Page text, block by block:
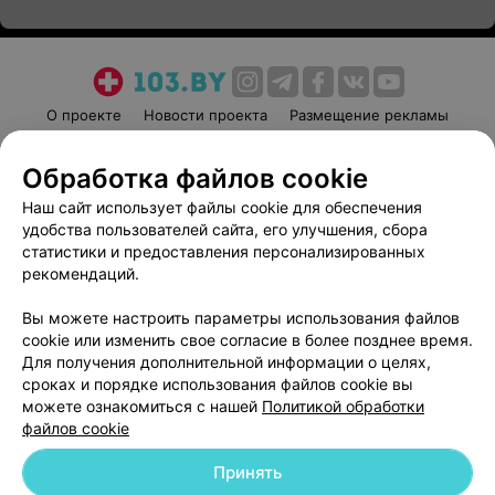
О проекте Новости проекта
Размещение рекламы
Пользовательское соглашение
Способы оплаты
Вакансии
Партнеры
Написать руководителю 103.by
Обработка персональных данных
© 2026 ООО «Артокс Лаб», УНП 191700409 | 220012, Республика Беларусь,
Обработка файлов cookie
Наш сайт использует файлы cookie для обеспечения
удобства пользователей сайта, его улучшения, сбора
статистики и предоставления персонализированных
рекомендаций.
Вы можете настроить параметры использования файлов
cookie или изменить свое согласие в более позднее время.
Для получения дополнительной информации о целях,
сроках и порядке использования файлов cookie вы
можете ознакомиться с нашей Политикой обработки
файлов cookie
Принять